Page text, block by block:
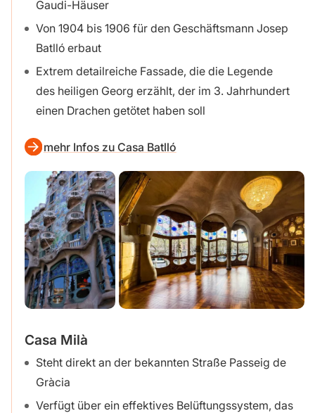
Gaudi-Häuser
Von 1904 bis 1906 für den Geschäftsmann Josep
Batlló erbaut
Extrem detailreiche Fassade, die die Legende
des heiligen Georg erzählt, der im 3. Jahrhundert
einen Drachen getötet haben soll
mehr Infos zu Casa Batlló
Casa Milà
Steht direkt an der bekannten Straße Passeig de
Gràcia
Verfügt über ein effektives Belüftungssystem, das